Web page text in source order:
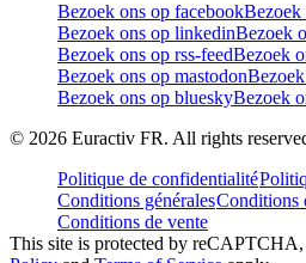
Bezoek ons op facebookBezoek
Bezoek ons op linkedinBezoek
Bezoek ons op rss-feedBezoek
Bezoek ons op mastodon
Bezoek ons op blueskyBezoek
© 2026 Euractiv FR. All rights
Politique de confidentialité
Conditions généralesConditions
Conditions de vente
This site is protected by